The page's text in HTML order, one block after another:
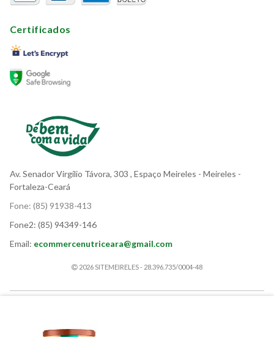
Certificados
Av. Senador Virgílio Távora, 303 , Espaço Meireles - Meireles -
Fortaleza-Ceará
Fone: (85) 91938-413
Fone2: (85) 94349-146
Email: ecommercenutriceara@gmail.com
2026 SITEMEIRELES - 28.396.735/0004-48